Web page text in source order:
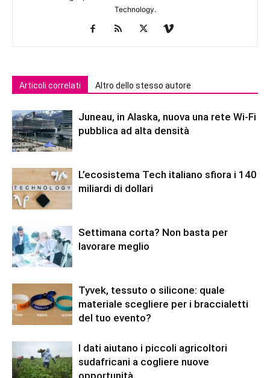
Technology.
Articoli correlati Altro dello stesso autore
Juneau, in Alaska, nuova una rete Wi-Fi
pubblica ad alta densità
L’ecosistema Tech italiano sfiora i 140
miliardi di dollari
Settimana corta? Non basta per
lavorare meglio
Tyvek, tessuto o silicone: quale
materiale scegliere per i braccialetti
del tuo evento?
I dati aiutano i piccoli agricoltori
sudafricani a cogliere nuove
opportunità